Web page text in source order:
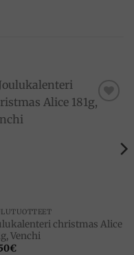
Add to
christmas Alice
Venchi
€